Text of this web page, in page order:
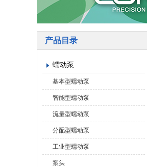
产品目录
蠕动泵
基本型蠕动泵
智能型蠕动泵
流量型蠕动泵
分配型蠕动泵
工业型蠕动泵
泵头